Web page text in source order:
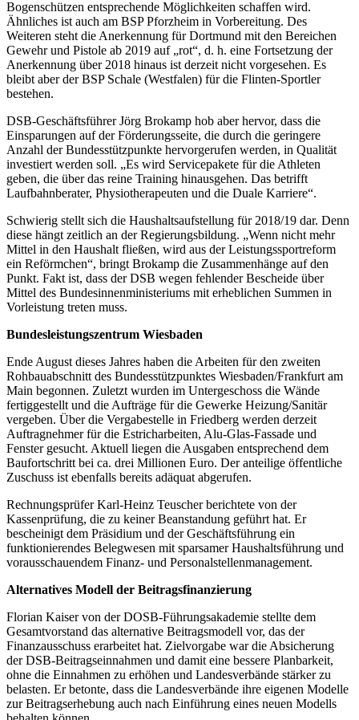
Bogenschützen entsprechende Möglichkeiten schaffen wird.
Ähnliches ist auch am BSP Pforzheim in Vorbereitung. Des
Weiteren steht die Anerkennung für Dortmund mit den Bereichen
Gewehr und Pistole ab 2019 auf „rot“, d. h. eine Fortsetzung der
Anerkennung über 2018 hinaus ist derzeit nicht vorgesehen. Es
bleibt aber der BSP Schale (Westfalen) für die Flinten-Sportler
bestehen.
DSB-Geschäftsführer Jörg Brokamp hob aber hervor, dass die
Einsparungen auf der Förderungsseite, die durch die geringere
Anzahl der Bundesstützpunkte hervorgerufen werden, in Qualität
investiert werden soll. „Es wird Servicepakete für die Athleten
geben, die über das reine Training hinausgehen. Das betrifft
Laufbahnberater, Physiotherapeuten und die Duale Karriere“.
Schwierig stellt sich die Haushaltsaufstellung für 2018/19 dar. Denn
diese hängt zeitlich an der Regierungsbildung. „Wenn nicht mehr
Mittel in den Haushalt fließen, wird aus der Leistungssportreform
ein Reförmchen“, bringt Brokamp die Zusammenhänge auf den
Punkt. Fakt ist, dass der DSB wegen fehlender Bescheide über
Mittel des Bundesinnenministeriums mit erheblichen Summen in
Vorleistung treten muss.
Bundesleistungszentrum Wiesbaden
Ende August dieses Jahres haben die Arbeiten für den zweiten
Rohbauabschnitt des Bundesstützpunktes Wiesbaden/Frankfurt am
Main begonnen. Zuletzt wurden im Untergeschoss die Wände
fertiggestellt und die Aufträge für die Gewerke Heizung/Sanitär
vergeben. Über die Vergabestelle in Friedberg werden derzeit
Auftragnehmer für die Estricharbeiten, Alu-Glas-Fassade und
Fenster gesucht. Aktuell liegen die Ausgaben entsprechend dem
Baufortschritt bei ca. drei Millionen Euro. Der anteilige öffentliche
Zuschuss ist ebenfalls bereits adäquat abgerufen.
Rechnungsprüfer Karl-Heinz Teuscher berichtete von der
Kassenprüfung, die zu keiner Beanstandung geführt hat. Er
bescheinigt dem Präsidium und der Geschäftsführung ein
funktionierendes Belegwesen mit sparsamer Haushaltsführung und
vorausschauendem Finanz- und Personalstellenmanagement.
Alternatives Modell der Beitragsfinanzierung
Florian Kaiser von der DOSB-Führungsakademie stellte dem
Gesamtvorstand das alternative Beitragsmodell vor, das der
Finanzausschuss erarbeitet hat. Zielvorgabe war die Absicherung
der DSB-Beitragseinnahmen und damit eine bessere Planbarkeit,
ohne die Einnahmen zu erhöhen und Landesverbände stärker zu
belasten. Er betonte, dass die Landesverbände ihre eigenen Modelle
zur Beitragserhebung auch nach Einführung eines neuen Modells